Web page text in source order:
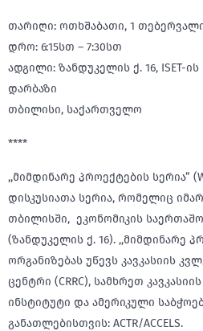
თარიღი: ოთხშაბათი, 1
დრო: 6:15სთ – 7:30სთ
ადგილი: ზანდუკელის ქ. 16, ISET-
დარბაზი
თბილისი, საქართველო
****
,,მიმდინარე პროექტების სერია”
დისკუსიათა სერია, რომელიც
თბილისში, ეკონომიკის
(ზანდუკელის ქ. 16). ,,მიმდინარე
ორგანიზებას უწევს კავკასიის
ცენტრი (CRRC), სამხრეთ
ინსტიტუტი და ამერიკული
განათლებისთვის: ACTR/ACCELS.